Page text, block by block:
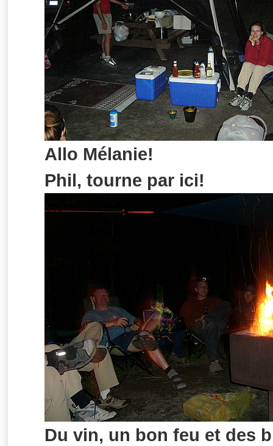
Allo Mélanie!
Phil, tourne par ici!
Du vin, un bon feu et des